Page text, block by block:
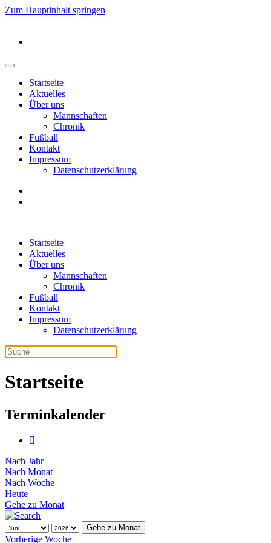
Zum Hauptinhalt springen
Startseite
Aktuelles
Über uns
Mannschaften
Chronik
Fußball
Kontakt
Impressum
Datenschutzerklärung
Startseite
Aktuelles
Über uns
Mannschaften
Chronik
Fußball
Kontakt
Impressum
Datenschutzerklärung
Startseite
Terminkalender
Nach Jahr
Nach Monat
Nach Woche
Heute
Gehe zu Monat
Gehe zu Monat
Vorherige Woche